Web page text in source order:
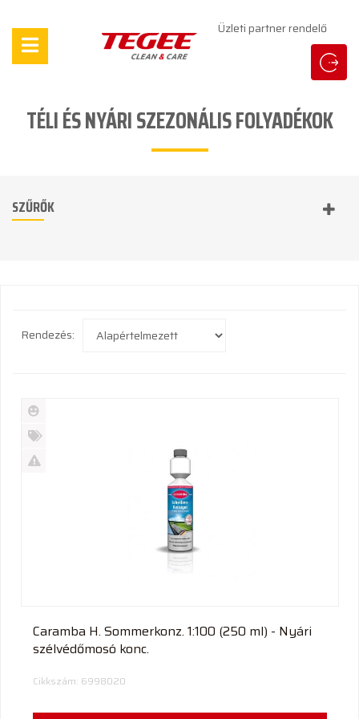
Üzleti partner rendelő
TÉLI ÉS NYÁRI SZEZONÁLIS FOLYADÉKOK
SZŰRŐK
Rendezés:
Új
termék
%
Caramba H. Sommerkonz. 1:100 (250 ml) - Nyári
szélvédőmosó konc.
Cikkszám: 6998020